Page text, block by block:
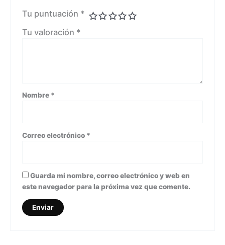
Tu puntuación *
Tu valoración *
Nombre *
Correo electrónico *
Guarda mi nombre, correo electrónico y web en
este navegador para la próxima vez que comente.